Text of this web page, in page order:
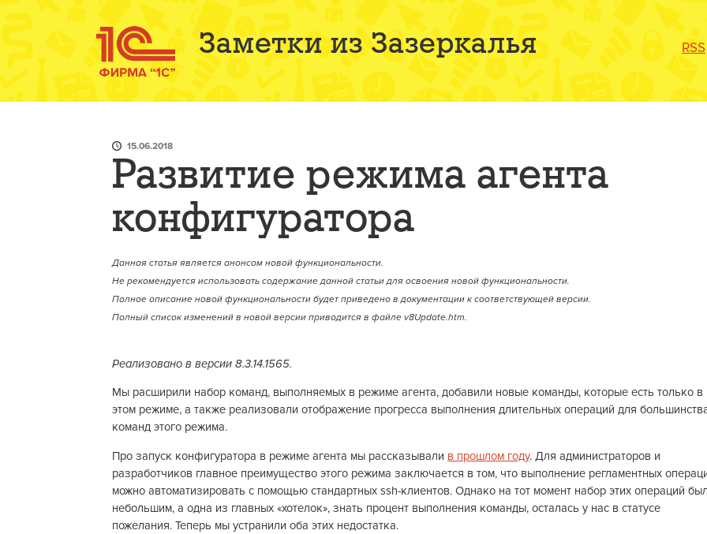
Заметки из Зазеркалья RSS
15.06.2018
Развитие режима агента
конфигуратора
Данная статья является анонсом новой функциональности.
Не рекомендуется использовать содержание данной статьи для освоения новой функциональности.
Полное описание новой функциональности будет приведено в документации к соответствующей версии.
Полный список изменений в новой версии приводится в файле v8Update.htm.
Реализовано в версии 8.3.14.1565.
Мы расширили набор команд, выполняемых в режиме агента, добавили новые команды, которые есть только в
этом режиме, а также реализовали отображение прогресса выполнения длительных операций для
команд этого режима.
Про запуск конфигуратора в режиме агента мы рассказывали в прошлом году. Для администраторов и
разработчиков главное преимущество этого режима заключается в том, что выполнение регламентных
можно автоматизировать с помощью стандартных ssh-клиентов. Однако на тот момент набор этих операций
небольшим, а одна из главных «хотелок», знать процент выполнения команды, осталась у нас в статусе
пожелания. Теперь мы устранили оба этих недостатка.